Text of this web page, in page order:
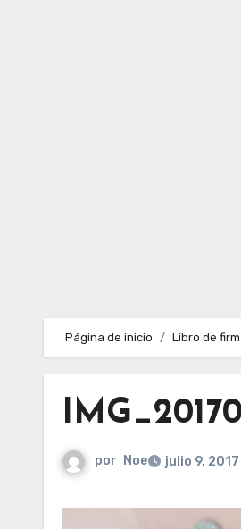
Página de inicio Libro de
por Noe julio 9, 2017